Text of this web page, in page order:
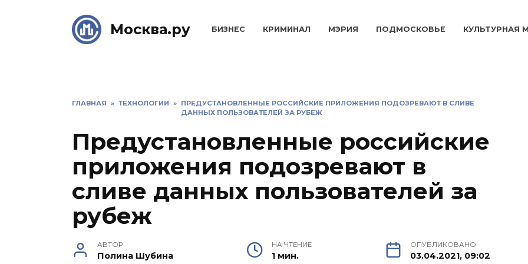
Москва.ру БИЗНЕС КРИМИНАЛ МЭРИЯ ПОДМОСКОВЬЕ КУЛЬТУРНАЯ
ГЛАВНАЯ » ТЕХНОЛОГИИ » ПРЕДУСТАНОВЛЕННЫЕ РОССИЙСКИЕ ПРИЛОЖЕНИЯ ПОДОЗРЕВАЮТ В СЛИВЕ
ДАННЫХ ПОЛЬЗОВАТЕЛЕЙ ЗА РУБЕЖ
Предустановленные российские
приложения подозревают в
сливе данных пользователей за
рубеж
АВТОР
Полина Шубина
НА ЧТЕНИЕ
1 мин.
ОПУБЛИКОВАНО
03.04.2021, 09:02